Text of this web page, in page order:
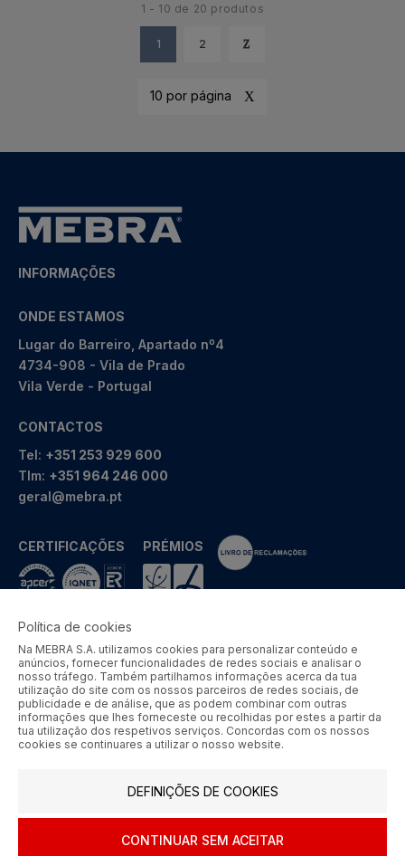
1 - 10 de 20 produtos
1 2
10 por página
INFORMAÇÕES
ONDE ESTAMOS
Lugar do Barreiro, Apartado nº4
4734-908 - Vila de Prado
Vila Verde - Portugal
CONTACTOS
Tel: +351 253 929 600
Tlm: +351 964 246 000
geral@mebra.pt
CERTIFICAÇÕES PRÉMIOS
MEBRA - Comércio por Grosso de Metais e Acessórios de Braga
S.A. © 2026 Todos os direitos reservados.
Aos preços apresentados acresce IVA à taxa em vigor.
SIGA-NOS
Política de cookies
Na MEBRA S.A. utilizamos cookies para personalizar conteúdo e
anúncios, fornecer funcionalidades de redes sociais e analisar o
nosso tráfego. Também partilhamos informações acerca da tua
utilização do site com os nossos parceiros de redes sociais, de
publicidade e de análise, que as podem combinar com outras
informações que lhes forneceste ou recolhidas por estes a partir da
tua utilização dos respetivos serviços. Concordas com os nossos
cookies se continuares a utilizar o nosso website.
DEFINIÇÕES DE COOKIES
CONTINUAR SEM ACEITAR